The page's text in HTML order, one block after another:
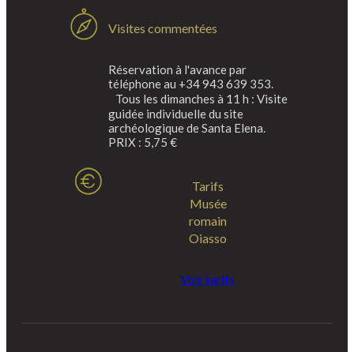
Visites commentées
Réservation à l'avance par
téléphone au +34 943 639 353.
Tous les dimanches à 11 h : Visite
guidée individuelle du site
archéologique de Santa Elena.
PRIX : 5,75 €
Tarifs
Musée
romain
Oiasso
Voir tarifs